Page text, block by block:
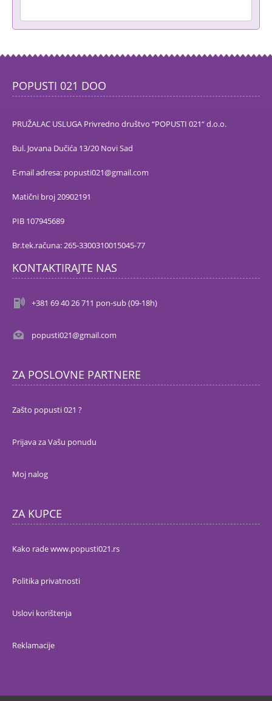
POPUSTI 021 DOO
PRUŽALAC USLUGA Privredno društvo “POPUSTI 021“ d.o.o.
Bul. Jovana Dučića 13/20 Novi Sad
E-mail adresa: popusti021@gmail.com
Matični broj 20902191
PIB 107945689
Br.tek.računa: 265-3300310015045-77
KONTAKTIRAJTE NAS
+381 69 40 26 711 pon-sub (09-18h)
popusti021@gmail.com
ZA POSLOVNE PARTNERE
Zašto popusti 021 ?
Prijava za Vašu ponudu
Moj nalog
ZA KUPCE
Kako rade www.popusti021.rs
Politika privatnosti
Uslovi korištenja
Reklamacije